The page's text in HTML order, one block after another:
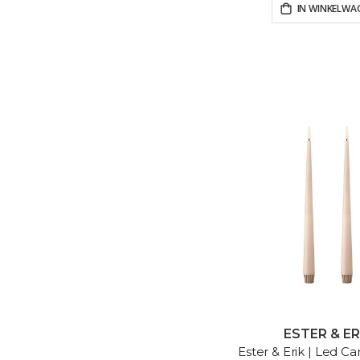
IN
ESTER &
Ester & Erik | Led